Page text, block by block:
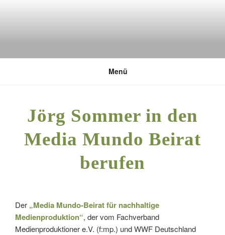
DEUTSCHE UMWELTSTIFTUNG
Menü
Jörg Sommer in den
Media Mundo Beirat
berufen
Der „Media Mundo-Beirat für nachhaltige
Medienproduktion“, der vom Fachverband
Medienproduktioner e.V. (f:mp.) und WWF Deutschland